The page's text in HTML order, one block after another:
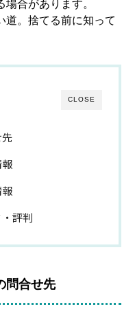
合があります。
道。捨てる前に知って
CLOSE
評判
問合せ先